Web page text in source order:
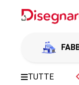
TUTTE